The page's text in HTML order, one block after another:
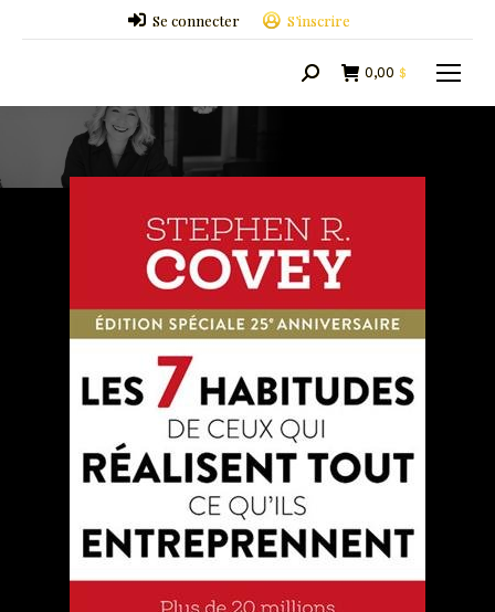
Se connecter S’inscrire
Search: 0,00 $